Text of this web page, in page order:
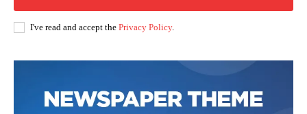
I've read and accept the Privacy Policy.